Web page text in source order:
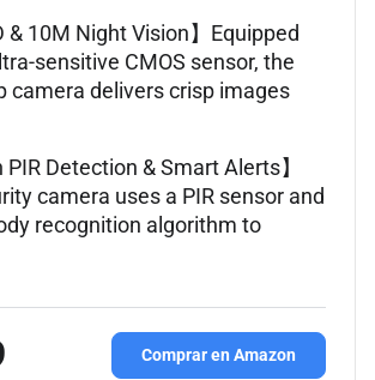
& 10M Night Vision】Equipped
sensitive CMOS sensor, the
camera delivers crisp images
PIR Detection & Smart Alerts】
camera uses a PIR sensor and
recognition algorithm to
Comprar en Amazon